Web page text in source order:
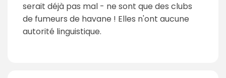
serait déjà pas mal - ne sont que des clubs
de fumeurs de havane ! Elles n'ont aucune
autorité linguistique.